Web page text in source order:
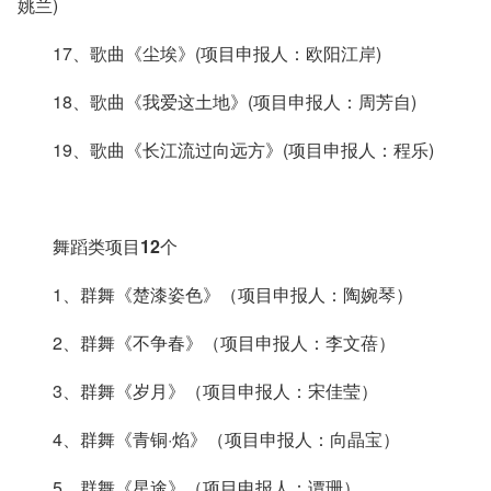
17、歌曲《尘埃》(项目申报人：欧阳江岸)
18、歌曲《我爱这土地》(项目申报人：周芳自)
19、歌曲《长江流过向远方》(项目申报人：程乐)
舞蹈类项目12个
1、群舞《楚漆姿色》（项目申报人：陶婉琴）
2、群舞《不争春》（项目申报人：李文蓓）
3、群舞《岁月》（项目申报人：宋佳莹）
4、群舞《青铜·焰》（项目申报人：向晶宝）